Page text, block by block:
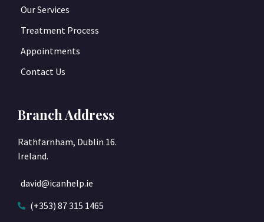
Our Services
Treatment Process
Appointments
Contact Us
Branch Address
Rathfarnham, Dublin 16.
Ireland.
david@icanhelp.ie
(+353) 87 315 1465